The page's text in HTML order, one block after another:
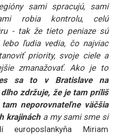
sami spracujú, sami
robia kontrolu, celú
- tak že tieto peniaze sú
ľudia vedia, čo najviac
priority, svoje ciele a
zmanažovať. Ako je to
sa to v Bratislave na
zdržuje, že je tam príliš
neporovnateľne väčšia
krajinách a my sami sme si
Miriam